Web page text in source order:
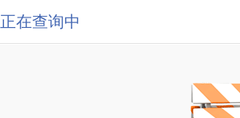
正在查询中